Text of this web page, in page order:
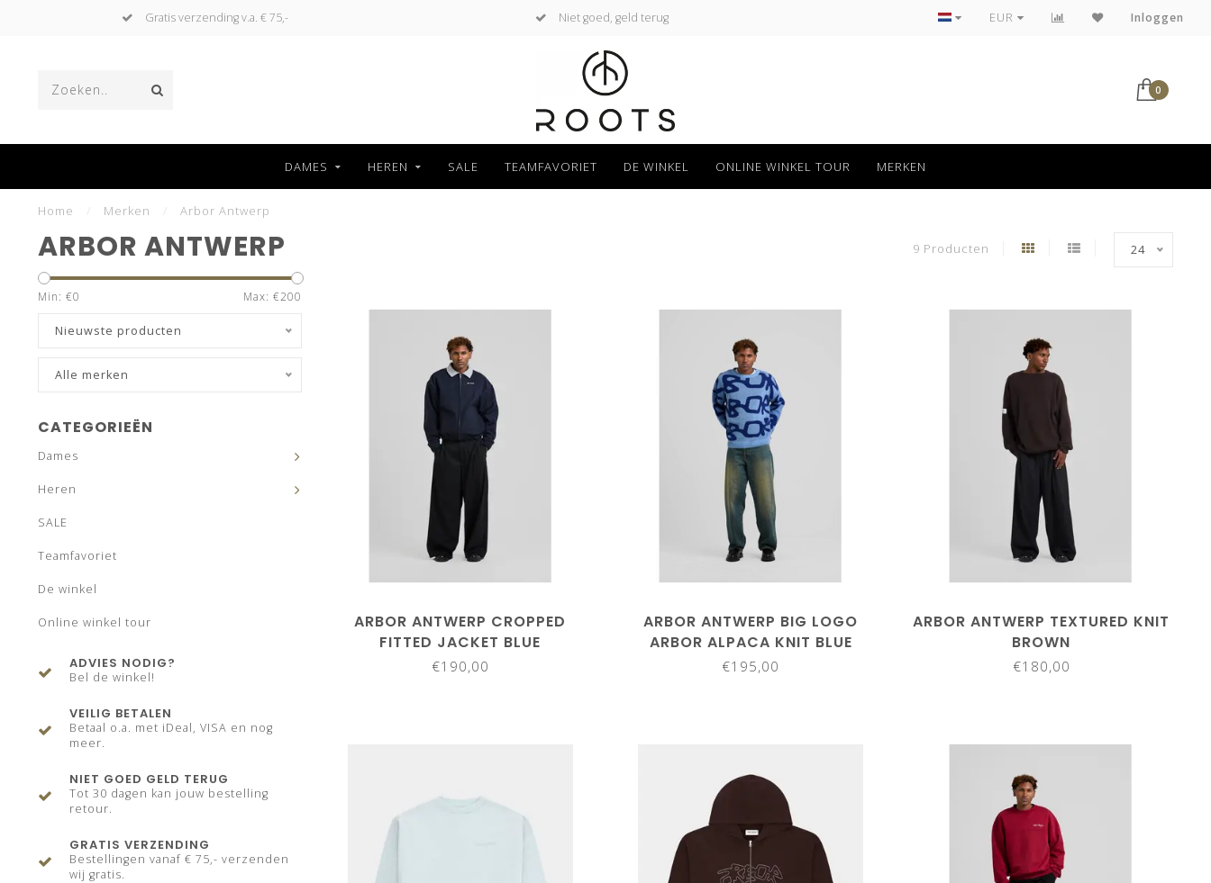
Gratis verzending v.a. € 75,- Niet goed, geld terug Tot 30 dagen kan jouw bestelling retour
EUR Inloggen
0
DAMES HEREN SALE TEAMFAVORIET DE WINKEL ONLINE WINKEL TOUR MERKEN
Home Merken Arbor Antwerp
ARBOR ANTWERP 9 Producten 24
Min: €0 Max: €200
Nieuwste producten
Alle merken
CATEGORIEËN
Dames
Heren
SALE
Teamfavoriet
De winkel
Online winkel tour
ADVIES NODIG?
Bel de winkel!
VEILIG BETALEN
Betaal o.a. met iDeal, VISA en nog
meer.
NIET GOED GELD TERUG
Tot 30 dagen kan jouw bestelling
retour.
GRATIS VERZENDING
Bestellingen vanaf € 75,- verzenden
wij gratis.
ARBOR ANTWERP CROPPED
FITTED JACKET BLUE
€190,00
ARBOR ANTWERP BIG LOGO
ARBOR ALPACA KNIT BLUE
€195,00
ARBOR ANTWERP TEXTURED KNIT
BROWN
€180,00